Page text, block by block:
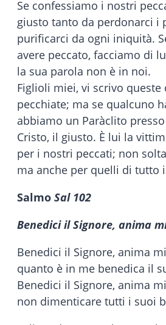
Se confessiamo i nostri
giusto tanto da perdonarci i
purificarci da ogni iniquità.
avere peccato, facciamo di
la sua parola non è in noi.
Figlioli miei, vi scrivo queste
pecchiate; ma se qualcuno
abbiamo un Paràclito
Cristo, il giusto. È lui la
per i nostri peccati; non
ma anche per quelli di tutto
Salmo Sal 102
Benedici il Signore, anima
Benedici il Signore, anima
quanto è in me benedica il
Benedici il Signore, anima
non dimenticare tutti i suoi